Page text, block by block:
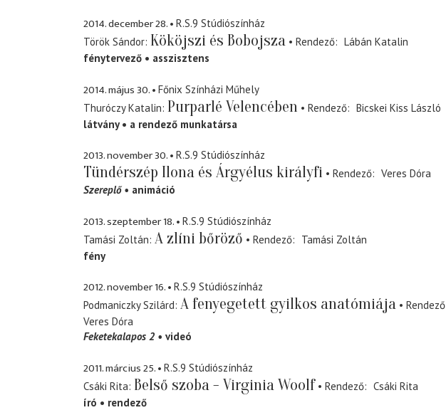
2014. december 28.
R.S.9 Stúdiószínház
Török Sándor Kököjszi és Bobojsza Rendező
Lábán Katalin
fénytervező
asszisztens
2014. május 30.
Főnix Színházi Műhely
Thuróczy Katalin Purparlé Velencében Rendező
Bicskei Kiss László
látvány
a rendező munkatársa
2013. november 30. R.S.9 Stúdiószínház
Tündérszép Ilona és Árgyélus királyfi Rendező
Veres Dóra
Szereplő
animáció
2013. szeptember 18.
R.S.9 Stúdiószínház
Tamási Zoltán A zlíni bőröző Rendező
Tamási Zoltán
fény
2012. november 16.
R.S.9 Stúdiószínház
Podmaniczky Szilárd A fenyegetett gyilkos anatómiája
Rendező
Veres Dóra
Feketekalapos 2
videó
2011. március 25.
R.S.9 Stúdiószínház
Csáki Rita Belső szoba - Virginia Woolf Rendező
Csáki Rita
író
rendező